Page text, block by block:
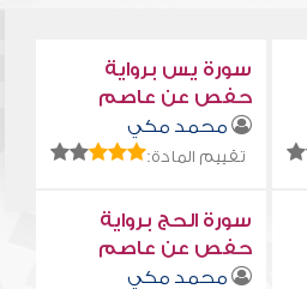
سورة يس برواية
حفص عن عاصم
محمد مكي
تقييم المادة:
سورة الحج برواية
حفص عن عاصم
محمد مكي